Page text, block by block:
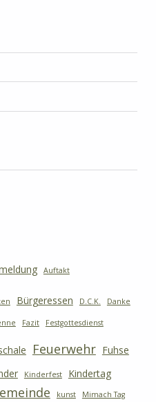
Auftakt
Bürgeressen D.C.K. Danke
Fazit Festgottesdienst
Feuerwehr Fuhse
Kinderfest Kindertag
kunst Mimach Tag